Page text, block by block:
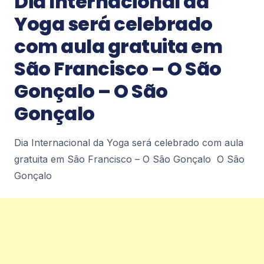
domingos diariodorio.com
1
Notícias
Niterói terá primeira escola pública
bilíngue em português e espanhol –
Prefeitura Municipal de Niterói
Niterói terá primeira escola pública bilíngue em
português e espanhol Prefeitura Municipal de
Notícias
amplia atendimento com
Yoga será celebrado
com aula gratuita em
São Francisco – O São
Gonçalo – O São
Gonçalo
Dia Internacional da Yoga será celebrado com aula
gratuita em São Francisco – O São Gonçalo O São
Gonçalo